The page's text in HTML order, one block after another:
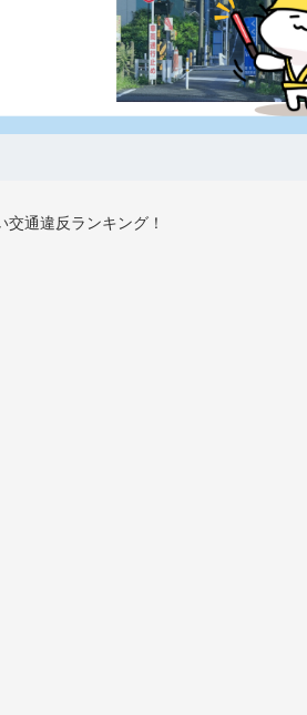
交通違反ランキング！